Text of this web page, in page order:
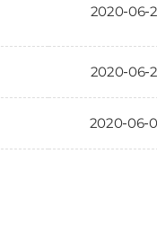
2020-06-
2020-06-
2020-06-